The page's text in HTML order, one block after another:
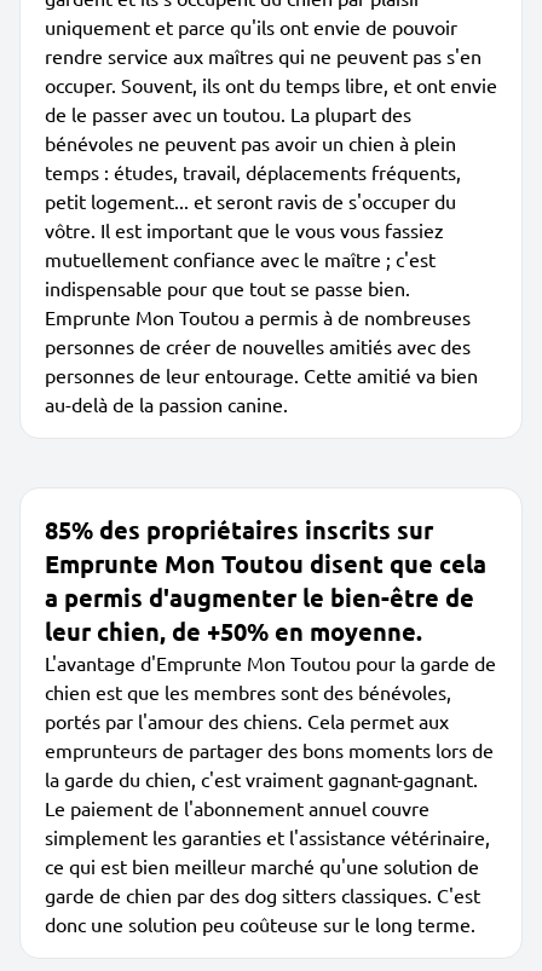
uniquement et parce qu'ils ont envie de pouvoir
rendre service aux maîtres qui ne peuvent pas s'en
occuper. Souvent, ils ont du temps libre, et ont envie
de le passer avec un toutou. La plupart des
bénévoles ne peuvent pas avoir un chien à plein
temps : études, travail, déplacements fréquents,
petit logement... et seront ravis de s'occuper du
vôtre. Il est important que le vous vous fassiez
mutuellement confiance avec le maître ; c'est
indispensable pour que tout se passe bien.
Emprunte Mon Toutou a permis à de nombreuses
personnes de créer de nouvelles amitiés avec des
personnes de leur entourage. Cette amitié va bien
au-delà de la passion canine.
85% des propriétaires inscrits sur
Emprunte Mon Toutou disent que cela
a permis d'augmenter le bien-être de
leur chien, de +50% en moyenne.
L'avantage d'Emprunte Mon Toutou pour la garde de
chien est que les membres sont des bénévoles,
portés par l'amour des chiens. Cela permet aux
emprunteurs de partager des bons moments lors de
la garde du chien, c'est vraiment gagnant-gagnant.
Le paiement de l'abonnement annuel couvre
simplement les garanties et l'assistance vétérinaire,
ce qui est bien meilleur marché qu'une solution de
garde de chien par des dog sitters classiques. C'est
donc une solution peu coûteuse sur le long terme.